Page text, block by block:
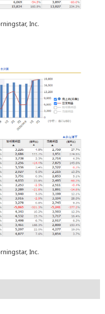
Inc.
Inc.